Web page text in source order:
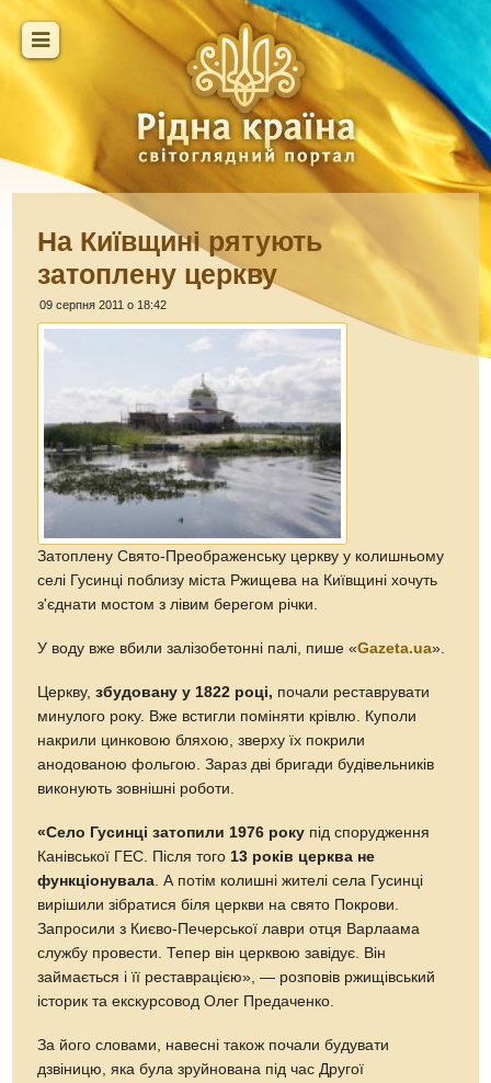
На Київщині рятують
затоплену церкву
09 серпня 2011 о 18:42
Затоплену Свято-Преображенську церкву у колишньому
селі Гусинці поблизу міста Ржищева на Київщині хочуть
з'єднати мостом з лівим берегом річки.
У воду вже вбили залізобетонні палі, пише «Gazeta.ua».
Церкву,збудовану у 1822 році, почали реставрувати
минулого року. Вже встигли поміняти крівлю. Куполи
накрили цинковою бляхою, зверху їх покрили
анодованою фольгою. Зараз дві бригади будівельників
виконують зовнішні роботи.
«Село Гусинці затопили 1976 року під спорудження
Канівської ГЕС. Після того 13 років церква не
функціонувала . А потім колишні жителі села Гусинці
вирішили зібратися біля церкви на свято Покрови.
Запросили з Києво-Печерської лаври отця Варлаама
службу провести. Тепер він церквою завідує. Він
займається і її реставрацією», — розповів ржищівський
історик та екскурсовод Олег Предаченко.
За його словами, навесні також почали будувати
дзвіницю, яка була зруйнована під час Другої